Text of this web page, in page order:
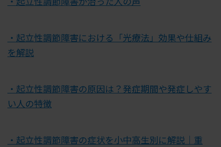
・起立性調節障害における「光療法」効果や仕組み
を解説
・起立性調節障害の原因は？発症期間や発症しやす
い人の特徴
・起立性調節障害の症状を小中高生別に解説｜重